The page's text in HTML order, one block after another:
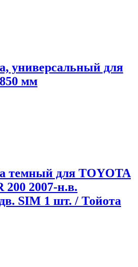
универсальный для
мм
темный для TOYOTA
2007-н.в.
SIM 1 шт. / Тойота